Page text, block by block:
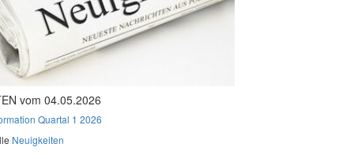
vom 04.05.2026
Quartal 1 2026
Neuigkeiten